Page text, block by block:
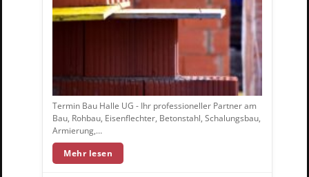
Termin Bau Halle UG - Ihr professioneller Partner am
Bau, Rohbau, Eisenflechter, Betonstahl, Schalungsbau,
Armierung,…
Mehr lesen